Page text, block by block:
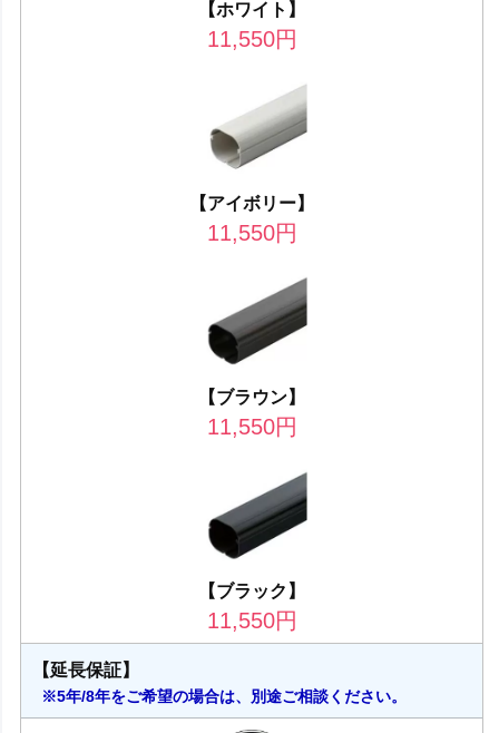
【ホワイト】
11,550円
【アイボリー】
11,550円
【ブラウン】
11,550円
【ブラック】
11,550円
【延長保証】
※5年/8年をご希望の場合は、別途ご相談ください。